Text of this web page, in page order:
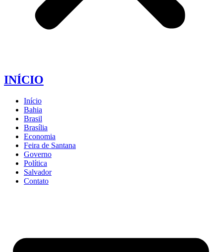
INÍCIO
Início
Bahia
Brasil
Brasília
Economia
Feira de Santana
Governo
Política
Salvador
Contato